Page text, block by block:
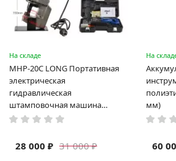
На складе
MHP-20C LONG Портативная
электрическая
гидравлическая
штамповочная машина
высокая мощность и мощный
машина
31 000 ₽
28 000 ₽
На
мм)
60